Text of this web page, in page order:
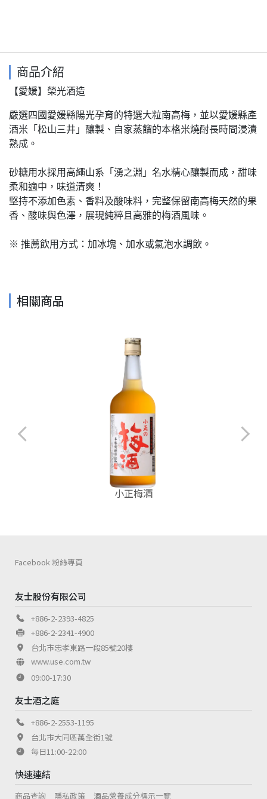
商品介紹
【愛媛】榮光酒造
嚴選四國愛媛縣陽光孕育的特選大粒南高梅，並以愛媛縣產
酒米「松山三井」釀製、自家蒸餾的本格米燒酎長時間浸漬
熟成。
砂糖用水採用高繩山系「湧之淵」名水精心釀製而成，甜味
柔和適中，味道清爽！
堅持不添加色素、香料及酸味料，完整保留南高梅天然的果
香、酸味與色澤，展現純粹且高雅的梅酒風味。
※ 推薦飲用方式：加冰塊、加水或氣泡水調飲。
相關商品
小正梅酒
友士股份有限公司
+886-2-2393-4825
+886-2-2341-4900
台北市忠孝東路一段85號20樓
www.use.com.tw
09:00-17:30
友士酒之庭
+886-2-2553-1195
台北市大同區萬全街1號
每日11:00-22:00
快速連結
商品查詢 隱私政策 酒品營養成分標示一覽
Facebook 粉絲專頁